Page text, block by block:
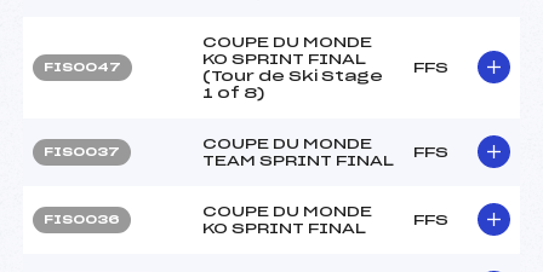
FIS0047
COUPE DU MONDE
KO SPRINT FINAL
(Tour de Ski Stage
1 of 8)
FFS
FIS0037
COUPE DU MONDE
TEAM SPRINT FINAL
FFS
FIS0036
COUPE DU MONDE
KO SPRINT FINAL
FFS